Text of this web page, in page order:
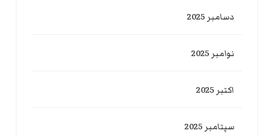
دسامبر 2025
نوامبر 2025
اکتبر 2025
سپتامبر 2025